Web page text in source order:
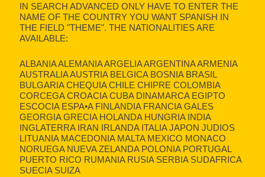
IN SEARCH ADVANCED ONLY HAVE TO ENTER THE
NAME OF THE COUNTRY YOU WANT SPANISH IN
THE FIELD "THEME". THE NATIONALITIES ARE
AVAILABLE:
ALBANIA ALEMANIA ARGELIA ARGENTINA ARMENIA
AUSTRALIA AUSTRIA BELGICA BOSNIA BRASIL
BULGARIA CHEQUIA CHILE CHIPRE COLOMBIA
CORCEGA CROACIA CUBA DINAMARCA EGIPTO
ESCOCIA ESPA•A FINLANDIA FRANCIA GALES
GEORGIA GRECIA HOLANDA HUNGRIA INDIA
INGLATERRA IRAN IRLANDA ITALIA JAPON JUDIOS
LITUANIA MACEDONIA MALTA MEXICO MONACO
NORUEGA NUEVA ZELANDA POLONIA PORTUGAL
PUERTO RICO RUMANIA RUSIA SERBIA SUDAFRICA
SUECIA SUIZA